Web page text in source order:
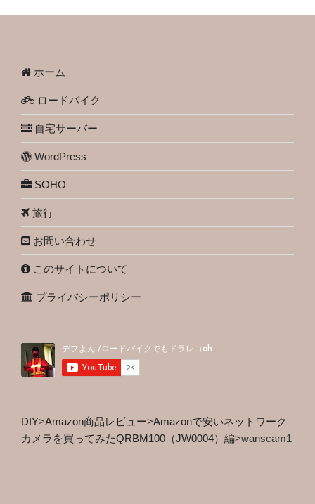
ホーム
ロードバイク
自宅サーバー
WordPress
SOHO
旅行
お問い合わせ
このサイトについて
プライバシーポリシー
DIY>Amazon商品レビュー>Amazonで安いネットワーク
カメラを買ってみたQRBM100（JW0004）編>wanscam1